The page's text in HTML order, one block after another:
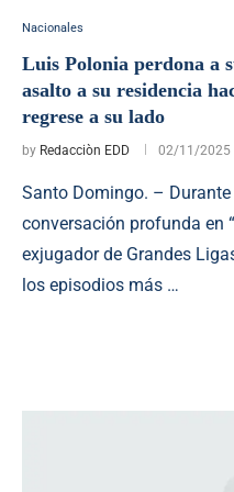
Nacionales
Luis Polonia perdona a
asalto a su residencia
regrese a su lado
by Redacciòn EDD 02/11/2025
Santo Domingo. –
conversación profunda en
exjugador de Grandes
los episodios más …